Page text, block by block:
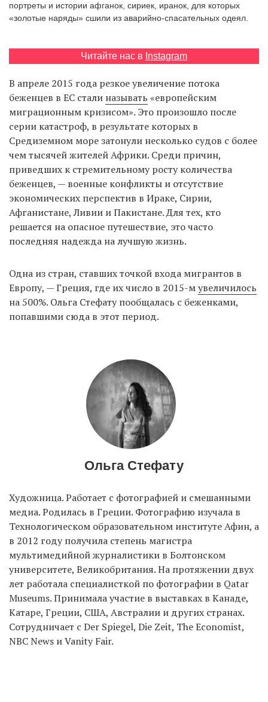
EN
UA
портреты и истории афганок, сириек, иранок, для которых
«золотые наряды» сшили из аварийно-спасательных одеял.
Читайте нас в Instagram
В апреле 2015 года резкое увеличение потока
беженцев в ЕС стали называть «европейским
миграционным кризисом». Это произошло после
серии катастроф, в результате которых в
Средиземном море затонули несколько судов с более
чем тысячей жителей Африки. Среди причин,
приведших к стремительному росту количества
беженцев, — военные конфликты и отсутствие
экономических перспектив в Ираке, Сирии,
Афганистане, Ливии и Пакистане. Для тех, кто
решается на опасное путешествие, это часто
последняя надежда на лучшую жизнь.
Одна из стран, ставших точкой входа мигрантов в
Европу, — Греция, где их число в 2015-мувеличилось
на 500%. Ольга Стефату пообщалась с беженками,
попавшими сюда в этот период.
Ольга Стефату
Художница. Работает с фотографией и смешанными
медиа. Родилась в Греции. Фотографию изучала в
Технологическом образовательном институте Афин, а
в 2012 году получила степень магистра
мультимедийной журналистики в Болтонском
университете, Великобритания. На протяжении двух
лет работала специалисткой по фотографии в Qatar
Museums. Принимала участие в выставках в Канаде,
Катаре, Греции, США, Австралии и других странах.
Сотрудничает с Der Spiegel, Die Zeit, The Economist,
NBC News и Vanity Fair.